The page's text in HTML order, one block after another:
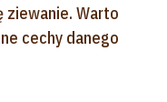
ziewanie. Warto
cechy danego